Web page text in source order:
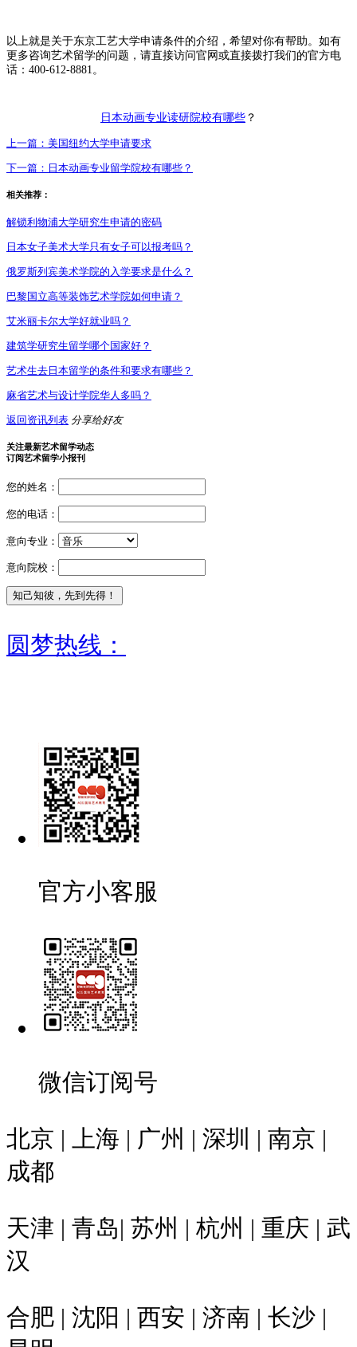
以上就是关于东京工艺大学申请条件的介绍，希望对你有帮助。如有
更多咨询艺术留学的问题，请直接访问官网或直接拨打我们的官方电
话：400-612-8881。
日本动画专业读研院校有哪些 ？
上一篇： 美国纽约大学申请要求
下一篇： 日本动画专业留学院校有哪些？
相关推荐：
解锁利物浦大学研究生申请的密码
日本女子美术大学只有女子可以报考吗？
俄罗斯列宾美术学院的入学要求是什么？
巴黎国立高等装饰艺术学院如何申请？
艾米丽卡尔大学好就业吗？
建筑学研究生留学哪个国家好？
艺术生去日本留学的条件和要求有哪些？
麻省艺术与设计学院华人多吗？
返回资讯列表 分享给好友
关注最新艺术留学动态
订阅艺术留学小报刊
您的姓名：
您的电话：
意向专业：
意向院校：
圆梦热线：
官方小客服
微信订阅号
北京 | 上海 | 广州 | 深圳 | 南京 |
成都
天津 | 青岛| 苏州 | 杭州 | 重庆 | 武
汉
合肥 | 沈阳 | 西安 | 济南 | 长沙 |